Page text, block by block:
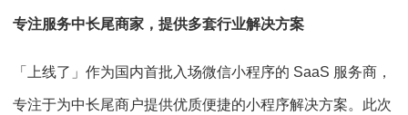
专注服务中长尾商家，提供多套行业解决方案
「上线了」作为国内首批入场微信小程序的 SaaS 服务商，
专注于为中长尾商户提供优质便捷的小程序解决方案。此次